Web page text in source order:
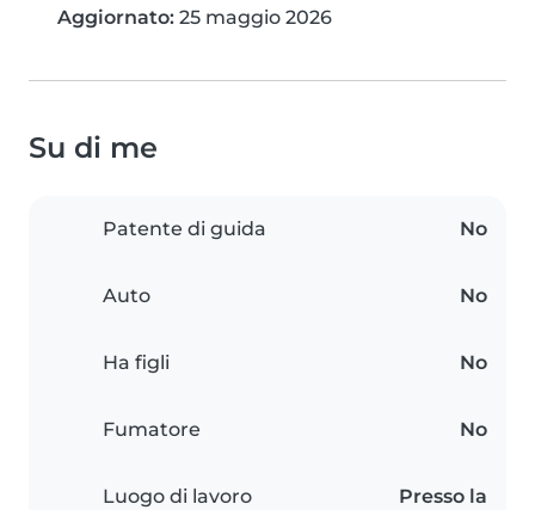
Aggiornato: 25 maggio 2026
Su di me
Patente di guida No
Auto No
Ha figli No
Fumatore No
Luogo di lavoro
Presso la